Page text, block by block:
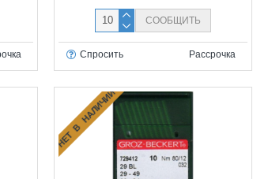
СООБЩИТЬ
Спросить Рассрочка
НЕТ В НАЛИЧИИ